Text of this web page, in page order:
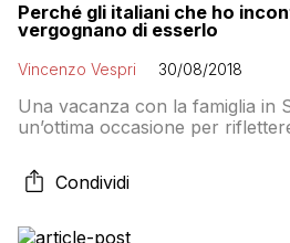
Perché gli italiani che ho
vergognano di esserlo
Vincenzo Vespri 30/08/2018
Una vacanza con la famiglia in
un’ottima occasione per
quotidiane. Mi imbatto in
essenzialmente in due tipologie:
maleducati e molesti; 2) una
Condividi